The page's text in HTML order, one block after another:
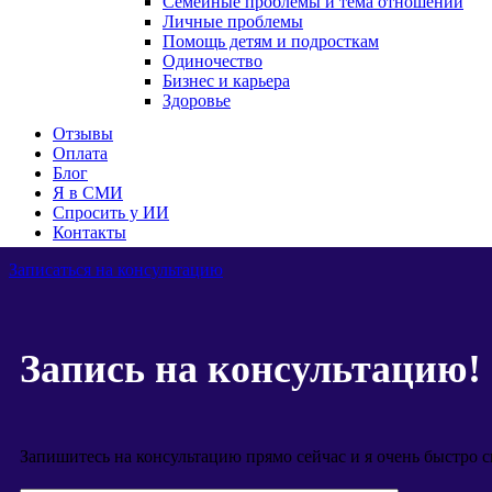
Личные проблемы
Помощь детям и подросткам
Одиночество
Бизнес и карьера
Здоровье
Отзывы
Оплата
Блог
Я в СМИ
Спросить у ИИ
Контакты
Записаться на консультацию
Запись на консультацию!
Запишитесь на консультацию прямо сейчас и я очень быстро